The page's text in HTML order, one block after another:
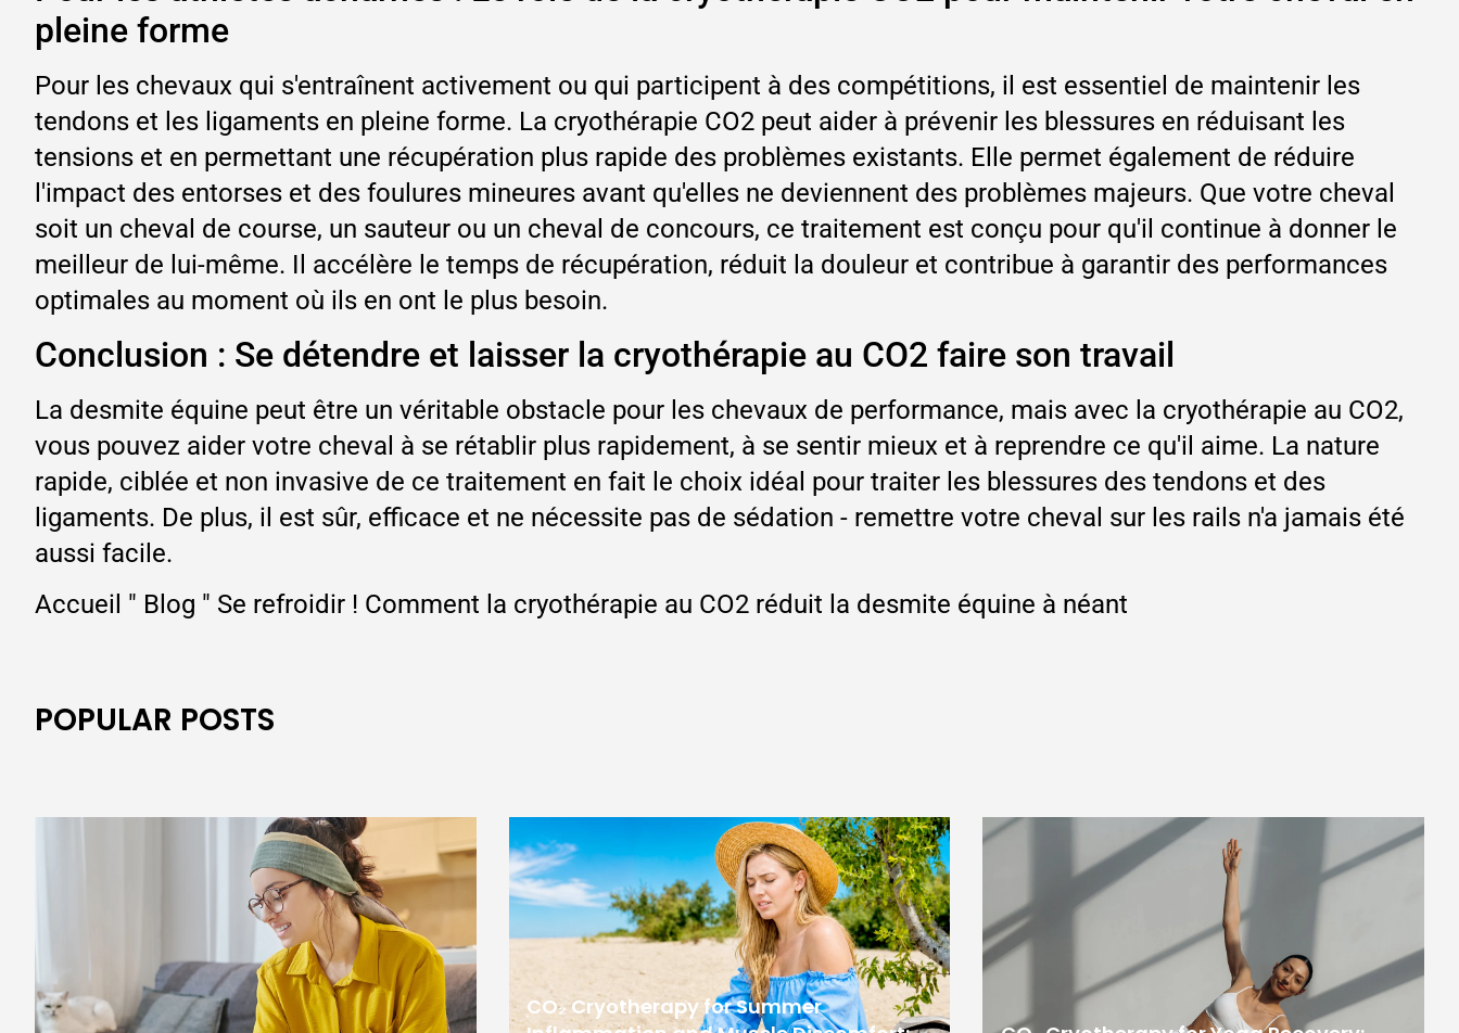
pleine forme
Pour les chevaux qui s'entraînent activement ou qui participent à des compétitions, il est essentiel de maintenir les
tendons et les ligaments en pleine forme. La cryothérapie CO2 peut aider à prévenir les blessures en réduisant les
tensions et en permettant une récupération plus rapide des problèmes existants. Elle permet également de réduire
l'impact des entorses et des foulures mineures avant qu'elles ne deviennent des problèmes majeurs. Que votre cheval
soit un cheval de course, un sauteur ou un cheval de concours, ce traitement est conçu pour qu'il continue à donner le
meilleur de lui-même. Il accélère le temps de récupération, réduit la douleur et contribue à garantir des performances
optimales au moment où ils en ont le plus besoin.
Conclusion : Se détendre et laisser la cryothérapie au CO2 faire son travail
La desmite équine peut être un véritable obstacle pour les chevaux de performance, mais avec la cryothérapie au CO2,
vous pouvez aider votre cheval à se rétablir plus rapidement, à se sentir mieux et à reprendre ce qu'il aime. La nature
rapide, ciblée et non invasive de ce traitement en fait le choix idéal pour traiter les blessures des tendons et des
ligaments. De plus, il est sûr, efficace et ne nécessite pas de sédation - remettre votre cheval sur les rails n'a jamais été
aussi facile.
Accueil " Blog " Se refroidir ! Comment la cryothérapie au CO2 réduit la desmite équine à néant
POPULAR POSTS
CO₂ Cryotherapy for Summer